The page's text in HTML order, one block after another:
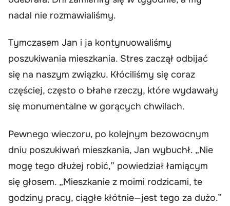
nadal nie rozmawialiśmy.
Tymczasem Jan i ja kontynuowaliśmy
poszukiwania mieszkania. Stres zaczął odbijać
się na naszym związku. Kłóciliśmy się coraz
częściej, często o błahe rzeczy, które wydawały
się monumentalne w gorących chwilach.
Pewnego wieczoru, po kolejnym bezowocnym
dniu poszukiwań mieszkania, Jan wybuchł. „Nie
mogę tego dłużej robić,” powiedział łamiącym
się głosem. „Mieszkanie z moimi rodzicami, te
godziny pracy, ciągłe kłótnie—jest tego za dużo.”